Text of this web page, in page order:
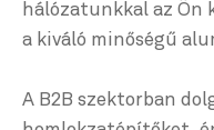
hálózatunkkal az Ön
a kiváló minőségű
A B2B szektorban